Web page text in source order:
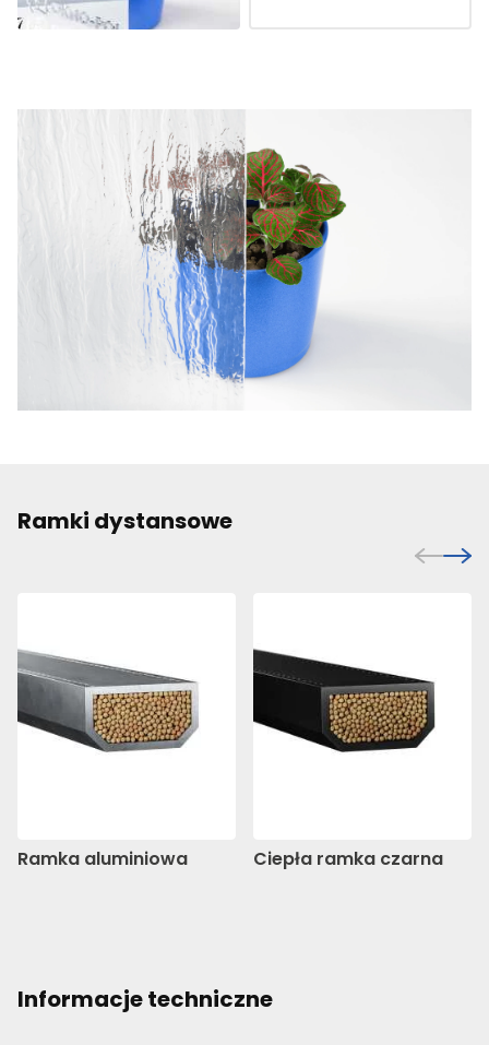
Ramki dystansowe
Ramka aluminiowa Ciepła ramka czarna
Informacje techniczne